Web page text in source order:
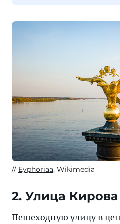
Eyphoriaa, Wikimedia
2. Улица Кирова
Пешеходную улицу в